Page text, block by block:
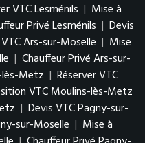
VTC Lesménils | Mise à
Privé Lesménils | Devis
Ars-sur-Moselle | Mise
| Chauffeur Privé Ars-sur-
lès-Metz | Réserver VTC
VTC Moulins-lès-Metz
| Devis VTC Pagny-sur-
sur-Moselle | Mise à